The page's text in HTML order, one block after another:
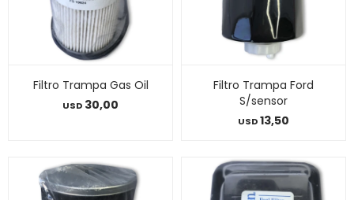
Filtro Trampa Gas Oil
USD 30,00
Filtro Trampa Ford
S/sensor
USD13,50